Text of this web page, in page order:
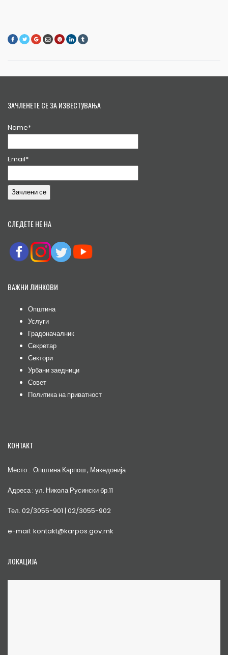
ЗАЧЛЕНЕТЕ СЕ ЗА ИЗВЕСТУВАЊА
Name*
Email*
СЛЕДЕТЕ НЕ НА
ВАЖНИ ЛИНКОВИ
Општина
Услуги
Градоначалник
Секретар
Сектори
Урбани заедници
Совет
Политика на приватност
КОНТАКТ
Место : Општина Карпош , Македонија
Адреса : ул. Никола Русински бр.11
Тел. 02/3055-901 | 02/3055-902
e-mail: kontakt@karpos.gov.mk
ЛОКАЦИЈА